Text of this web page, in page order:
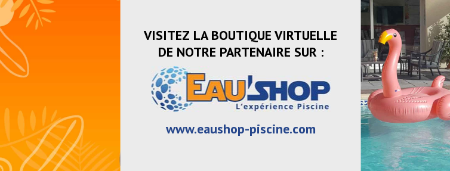
VISITEZ LA BOUTIQUE VIRTUELLE
DE NOTRE PARTENAIRE SUR :
www.eaushop-piscine.com